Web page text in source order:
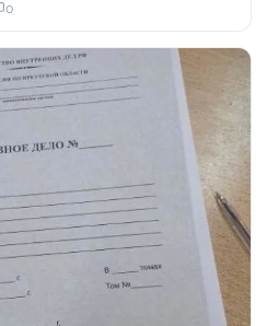
0